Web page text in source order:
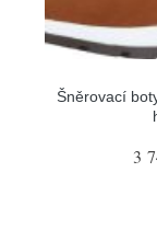
Šněrovací
3